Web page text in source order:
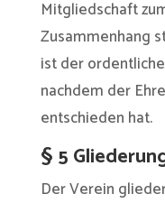
Mitgliedschaft
Zusammenhang
ist der
nachdem der
entschieden hat.
§ 5
Der Verein